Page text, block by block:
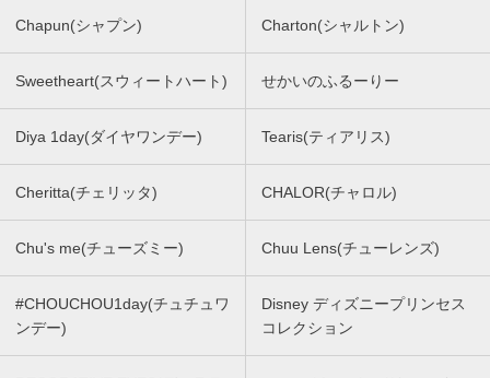
Chapun(シャプン) Charton(シャルトン)
Sweetheart(スウィートハート) せかいのふるーりー
Diya 1day(ダイヤワンデー) Tearis(ティアリス)
Cheritta(チェリッタ) CHALOR(チャロル)
Chu's me(チューズミー) Chuu Lens(チューレンズ)
#CHOUCHOU1day(チュチュワ
ンデー)
Disney ディズニープリンセス
コレクション